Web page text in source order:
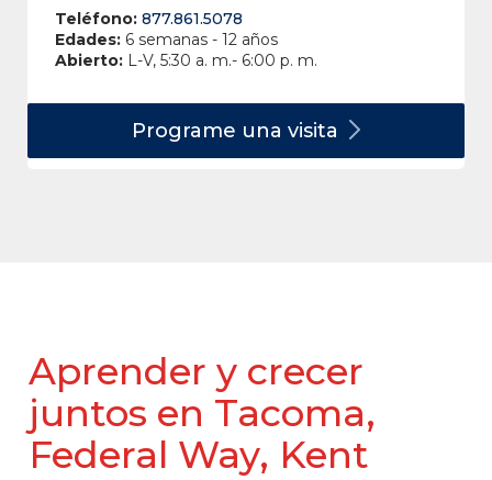
Teléfono: 877.861.5078
Edades: 6 semanas - 12 años
Abierto: L-V, 5:30 a. m.- 6:00 p. m.
Programe una visita
Aprender y crecer
juntos en Tacoma,
Federal Way, Kent